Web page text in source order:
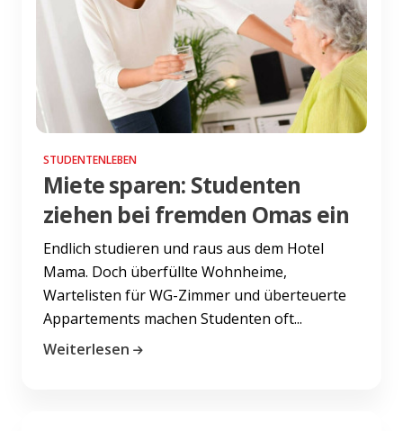
STUDENTENLEBEN
Miete sparen: Studenten
ziehen bei fremden Omas ein
Endlich studieren und raus aus dem Hotel
Mama. Doch überfüllte Wohnheime,
Wartelisten für WG-Zimmer und überteuerte
Appartements machen Studenten oft...
Weiterlesen